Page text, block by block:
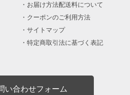
お届け方法配送料について
クーポンのご利用方法
サイトマップ
特定商取引法に基づく表記
い合わせフォーム